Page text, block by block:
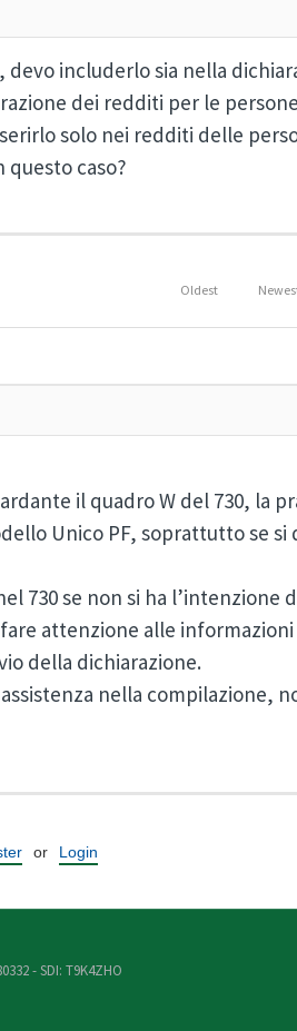
devo includerlo sia nella
dei redditi per le
solo nei redditi delle
questo caso?
Oldest
il quadro W del 730, la
Unico PF, soprattutto se si
730 se non si ha l’intenzione
attenzione alle
della dichiarazione.
nella compilazione,
or Login
- SDI: T9K4ZHO